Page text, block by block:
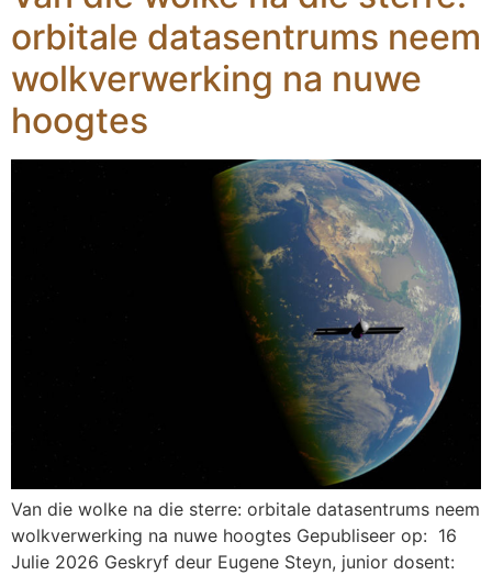
orbitale datasentrums neem
wolkverwerking na nuwe
hoogtes
Van die wolke na die sterre: orbitale datasentrums neem
wolkverwerking na nuwe hoogtes Gepubliseer op: 16
Julie 2026 Geskryf deur Eugene Steyn, junior dosent: